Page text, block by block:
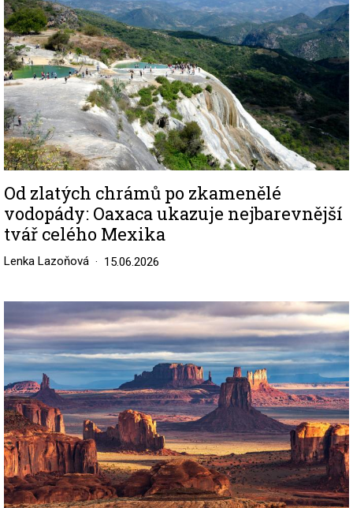
Od zlatých chrámů po zkamenělé
vodopády: Oaxaca ukazuje nejbarevnější
tvář celého Mexika
Lenka Lazoňová 15.06.2026